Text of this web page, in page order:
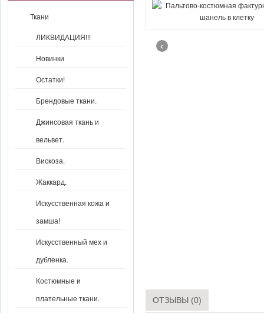
Ткани
ЛИКВИДАЦИЯ!!!
Новинки
Остатки!
Брендовые ткани.
Джинсовая ткань и
вельвет.
Вискоза.
Жаккард.
Искусственная кожа и
замша!
Искусственный мех и
дубленка.
Костюмные и
плательные ткани.
‹
ОТЗЫВЫ (0)